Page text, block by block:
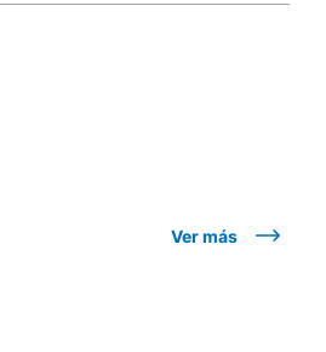
Ver más